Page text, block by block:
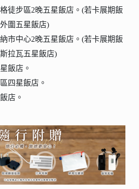
徒步區2晚五星飯店。 (若卡展期飯
圍五星飯店)
市中心2晚五星飯店。(若卡展期飯
拉瓦五星飯店)
飯店。
四星飯店。
店。